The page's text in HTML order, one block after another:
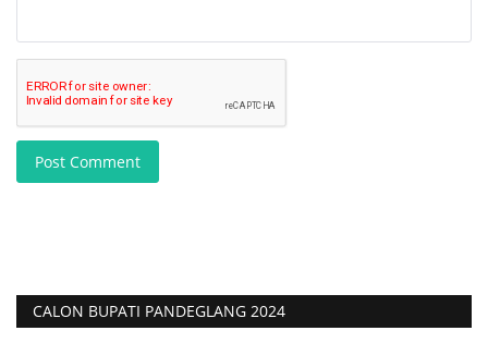
Post Comment
CALON BUPATI PANDEGLANG 2024